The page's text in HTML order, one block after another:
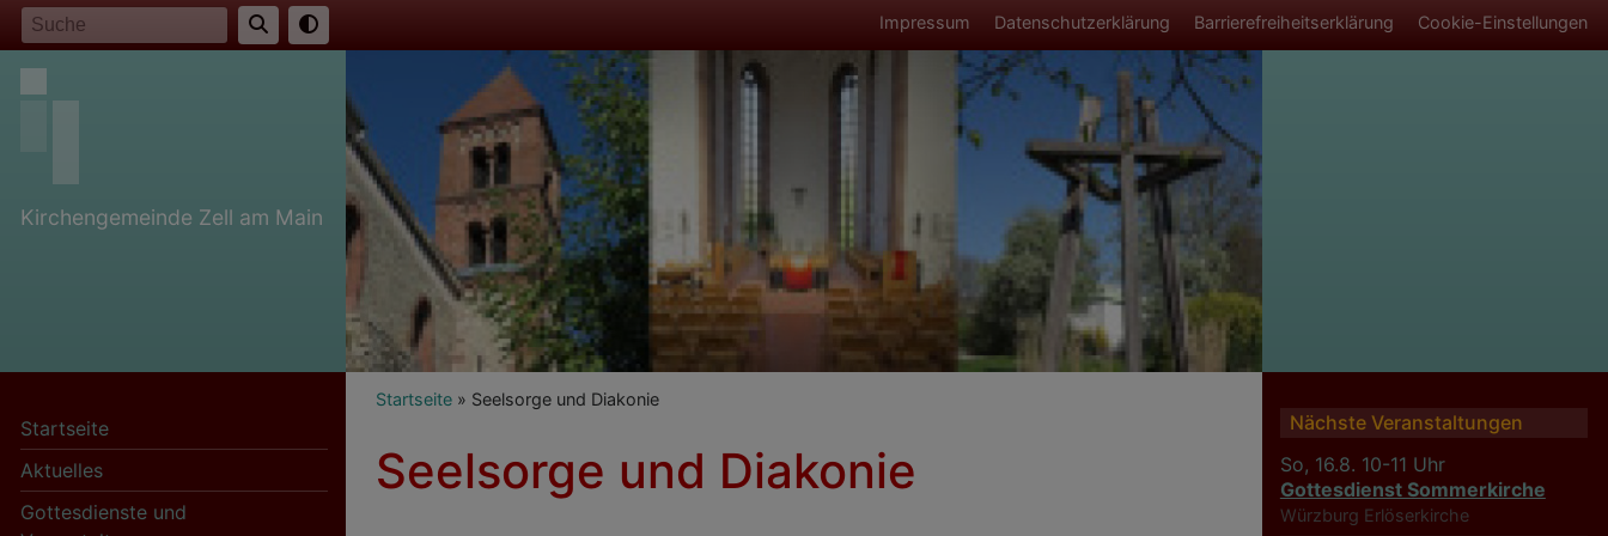
Direkt
zum
Inhalt
Fußbereichsmenü
Impressum Datenschutzerklärung Barrierefreiheitserklärung Cookie-Einstellungen
Kirchengemeinde Zell am Main
Startseite
Aktuelles
Gottesdienste und
Breadcrumb
Startseite Seelsorge und Diakonie
Seelsorge und Diakonie
Nächste Veranstaltungen
So, 16.8. 10-11 Uhr
Gottesdienst Sommerkirche
Würzburg Erlöserkirche